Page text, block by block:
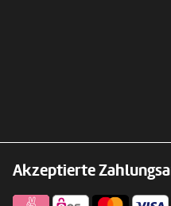
Akzeptierte